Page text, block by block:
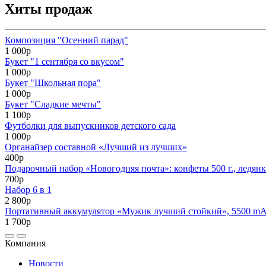
Хиты продаж
Композиция "Осенний парад"
1 000р
Букет "1 сентября со вкусом"
1 000р
Букет "Школьная пора"
1 000р
Букет "Сладкие мечты"
1 100р
Футболки для выпускников детского сада
1 000р
Органайзер составной «Лучший из лучших»
400р
Подарочный набор «Новогодняя почта»: конфеты 500 г.,
700р
Набор 6 в 1
2 800р
Портативный аккумулятор «Мужик лучший стойкий», 5500
1 700р
Компания
Новости